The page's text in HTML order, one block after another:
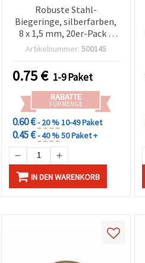
Robuste Stahl-
Biegeringe, silberfarben,
8 x 1,5 mm, 20er-Pack –
perfekt für sichere
DIY-Basteln
Artikelnummer: 500145
0.75€ 1-9 Paket
RABATTE
FÜR MENGE
0.60 €- 20 %10-49 Paket
0.45 €- 40 %50 Paket +
IN DEN WARENKORB